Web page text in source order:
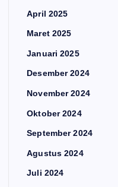
April 2025
Maret 2025
Januari 2025
Desember 2024
November 2024
Oktober 2024
September 2024
Agustus 2024
Juli 2024